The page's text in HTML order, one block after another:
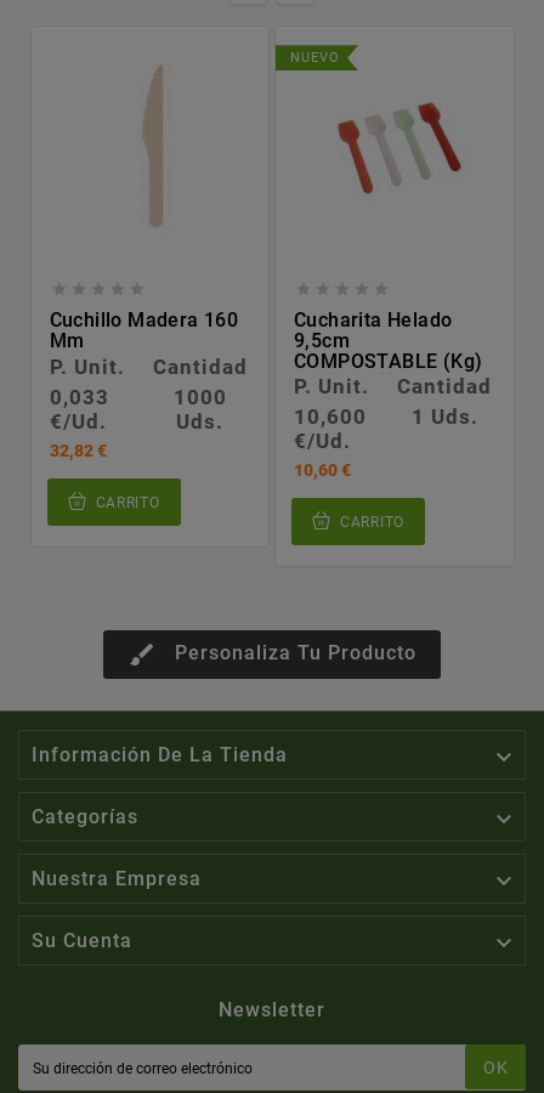
    
Cuchillo Madera 160
Mm
P. Unit.
Cantidad
0,033
€/Ud.
1000
Uds.
32,82 €
CARRITO
NUEVO
    
Cucharita Helado
9,5cm
COMPOSTABLE (kg)
P. Unit.
Cantidad
10,600
€/Ud.
1 Uds.
10,60 €
CARRITO
brush Personaliza Tu Producto
Información De La Tienda 
Categorías 
Nuestra Empresa 
Su Cuenta 
Newsletter
OK